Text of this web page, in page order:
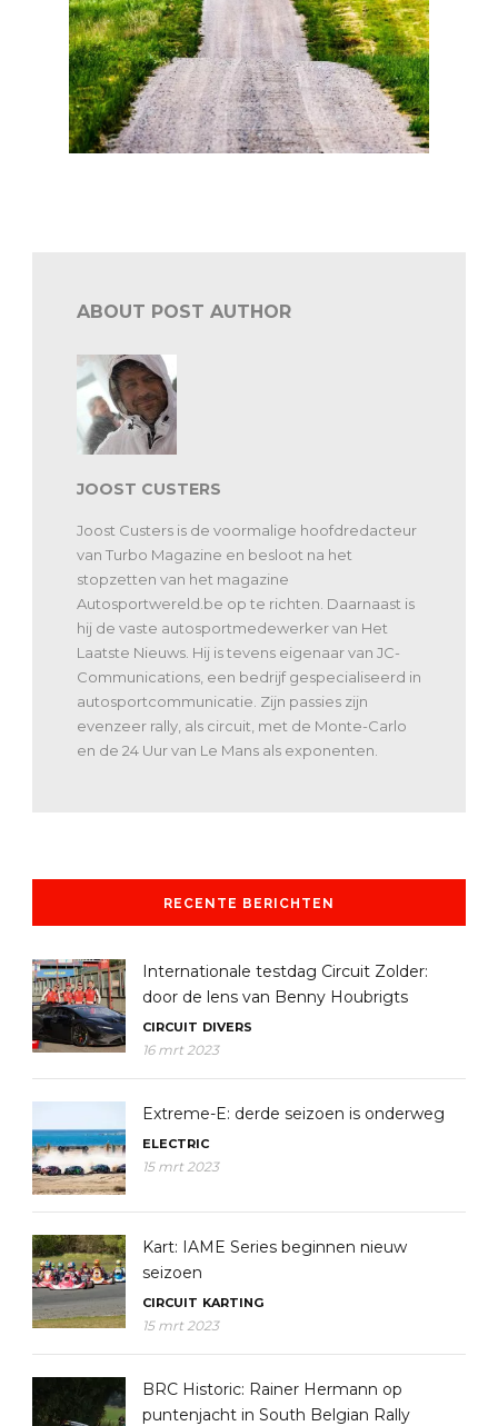
ABOUT POST AUTHOR
JOOST CUSTERS
Joost Custers is de voormalige hoofdredacteur
van Turbo Magazine en besloot na het
stopzetten van het magazine
Autosportwereld.be op te richten. Daarnaast is
hij de vaste autosportmedewerker van Het
Laatste Nieuws. Hij is tevens eigenaar van JC-
Communications, een bedrijf gespecialiseerd in
autosportcommunicatie. Zijn passies zijn
evenzeer rally, als circuit, met de Monte-Carlo
en de 24 Uur van Le Mans als exponenten.
RECENTE BERICHTEN
Internationale testdag Circuit Zolder:
door de lens van Benny Houbrigts
CIRCUIT DIVERS
16 mrt 2023
Extreme-E: derde seizoen is onderweg
ELECTRIC
15 mrt 2023
Kart: IAME Series beginnen nieuw
seizoen
CIRCUIT KARTING
15 mrt 2023
BRC Historic: Rainer Hermann op
puntenjacht in South Belgian Rally